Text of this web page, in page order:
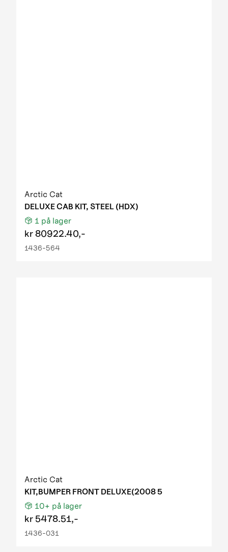
Arctic Cat
DELUXE CAB KIT, STEEL (HDX)
1 på lager
kr80922.40,-
1436-564
Arctic Cat
KIT,BUMPER FRONT DELUXE(2008 5
10+ på lager
kr 5478.51,-
1436-031